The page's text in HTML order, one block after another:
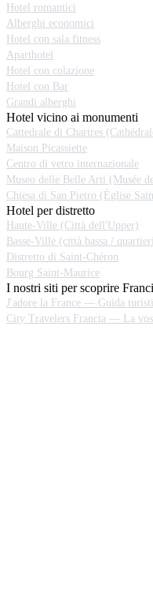
Hotel romantici
Alberghi economici
Hotel con sala fitness
Aparthotel
Hotel con colazione
Hotel con Bar
Grandi alberghi
Hotel vicino ai monumenti
Cattedrale di Chartres
Maison Picassiette
Centro di vetro internazionale
Museo delle Belle Arti (Musée
Chiesa di San Pietro (Église
Hotel per distretto
Haute-Ville (Città dell'Upper)
Basse-Ville (città bassa /
Distretto di Saint-Chéron
Bourg Saint-Maurice
I nostri siti per scoprire
J'adore la France — Guida
City Travelers Francia — La